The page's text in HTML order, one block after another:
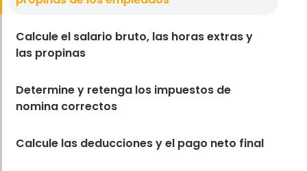
Calcule el salario bruto, las horas extras y
las propinas
Determine y retenga los impuestos de
nomina correctos
Calcule las deducciones y el pago neto final